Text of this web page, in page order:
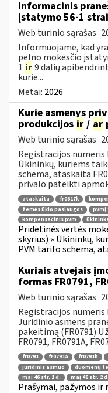
Informacinis
įstatymo 56-1
Web turinio sąrašas
Informuojame, kad
pelno mokesčio
1 ir9 dalių
kurie...
Metai: 2026
Kurie asmenys
produkcijos ir / ar
Web turinio sąrašas
Registracijos numeris
Ūkininkų, kuriems
schema, ataskaita
privalo pateikti
ataskaita fr0617k
žemės ūkio paslaugos
pvmį
kompensacinis pvm
Pridėtinės vertės
skyrius) » Ūkininkų,
PVM tarifo schema,
Kuriais atvejais
formas FR0791,
Web turinio sąrašas
Registracijos numeris
Juridinio asmens
pakeitimą (FR0791)
FR0791, FR0791A,
fr0791 fr0791a fr0791b
juridinis asmuo
duomenų
maį 46 str. 1 d.
maį 46 str. 2 d.
Prašymai, pažymos ir